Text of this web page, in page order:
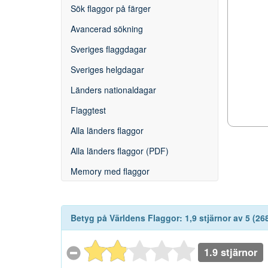
Sök flaggor på färger
Avancerad sökning
Sveriges flaggdagar
Sveriges helgdagar
Länders nationaldagar
Flaggtest
Alla länders flaggor
Alla länders flaggor (PDF)
Memory med flaggor
Betyg på Världens Flaggor: 1,9 stjärnor av 5 (
1.9 stjärnor